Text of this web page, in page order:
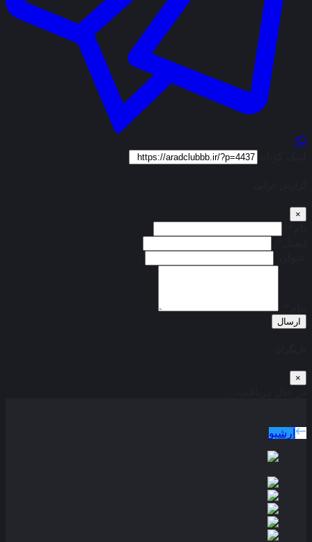
×
ارسال
×
آرشیو